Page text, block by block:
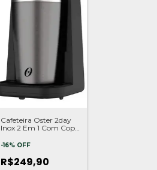
Cafeteira Oster 2day
Inox 2 Em 1 Com Copo
-16% OFF
R$249,90